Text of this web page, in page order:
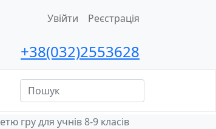
Увійти Реєстрація
+38(032)2553628
гру для учнів 8-9 класів